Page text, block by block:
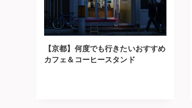
【京都】何度でも行きたいおすすめ
カフェ＆コーヒースタンド